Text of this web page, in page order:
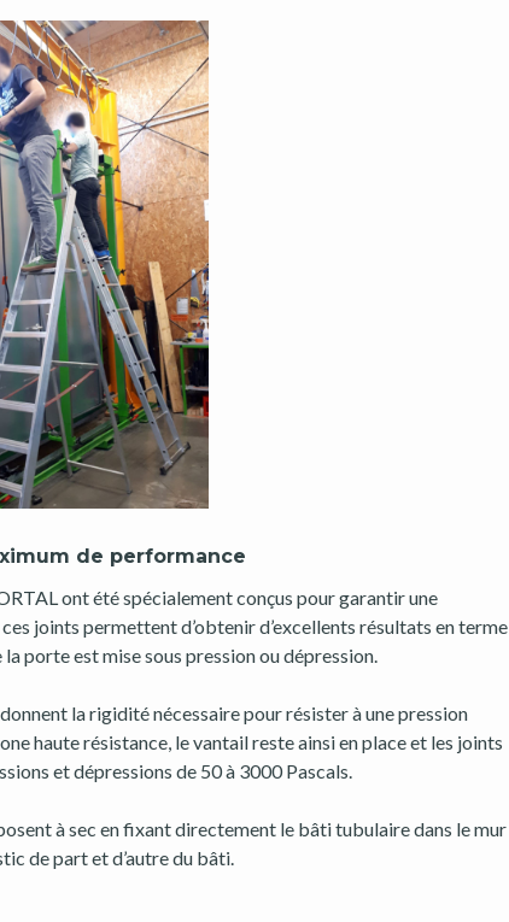
de performance
ont été spécialement conçus pour garantir une
joints permettent d’obtenir d’excellents résultats en terme
porte est mise sous pression ou dépression.
la rigidité nécessaire pour résister à une pression
haute résistance, le vantail reste ainsi en place et les joints
et dépressions de 50 à 3000 Pascals.
à sec en fixant directement le bâti tubulaire dans le mur
de part et d’autre du bâti.